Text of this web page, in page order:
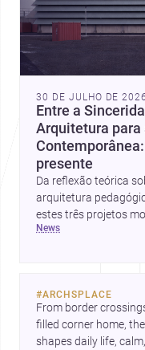
30 DE JULHO DE 2026
Entre a
Arquitetura para
presente
Da reflexão teórica
arquitetura
estes três projetos
hoje a emoção, uso e
pistas valiosas
news
#ARCHSPLACE
From border
filled corner home,
shapes daily life,